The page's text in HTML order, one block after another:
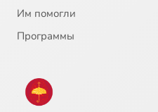
Им помогли
Программы